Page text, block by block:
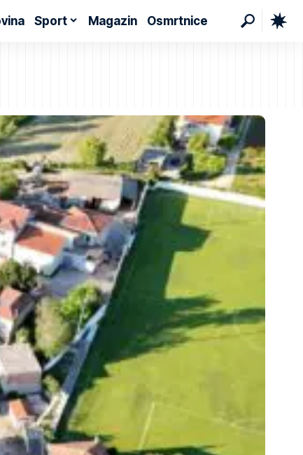
Sport Magazin Osmrtnice